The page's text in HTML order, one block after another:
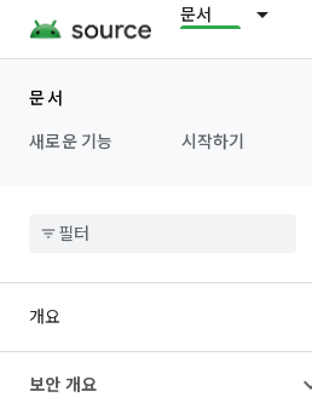
문서
문서
새로운 기능
시작하기
개요
보안 개요